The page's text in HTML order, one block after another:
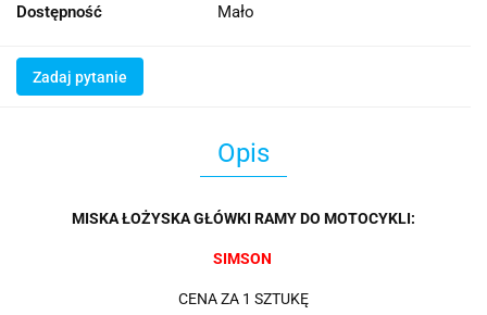
Dostępność Mało
Zadaj pytanie
Opis
MISKA ŁOŻYSKA GŁÓWKI RAMY DO MOTOCYKLI:
SIMSON
CENA ZA 1 SZTUKĘ